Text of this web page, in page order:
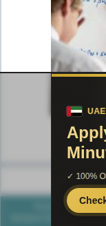
Poznayka.org -
предоставляется